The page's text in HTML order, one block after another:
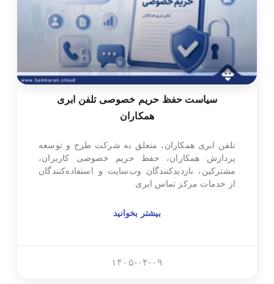
سیاست حفظ حریم خصوصی تلفن ابری
همکاران
تلفن ابری همکاران، متعلق به شرکت طرح و توسعه
پردازش همکاران، حفظ حریم خصوصی کاربران،
مشترکین، بازدیدکنندگان وب‌سایت و استفاده‌کنندگان
از خدمات مرکز تماس ابری
بیشتر بخوانید
۱۴۰۵-۰۴-۰۹